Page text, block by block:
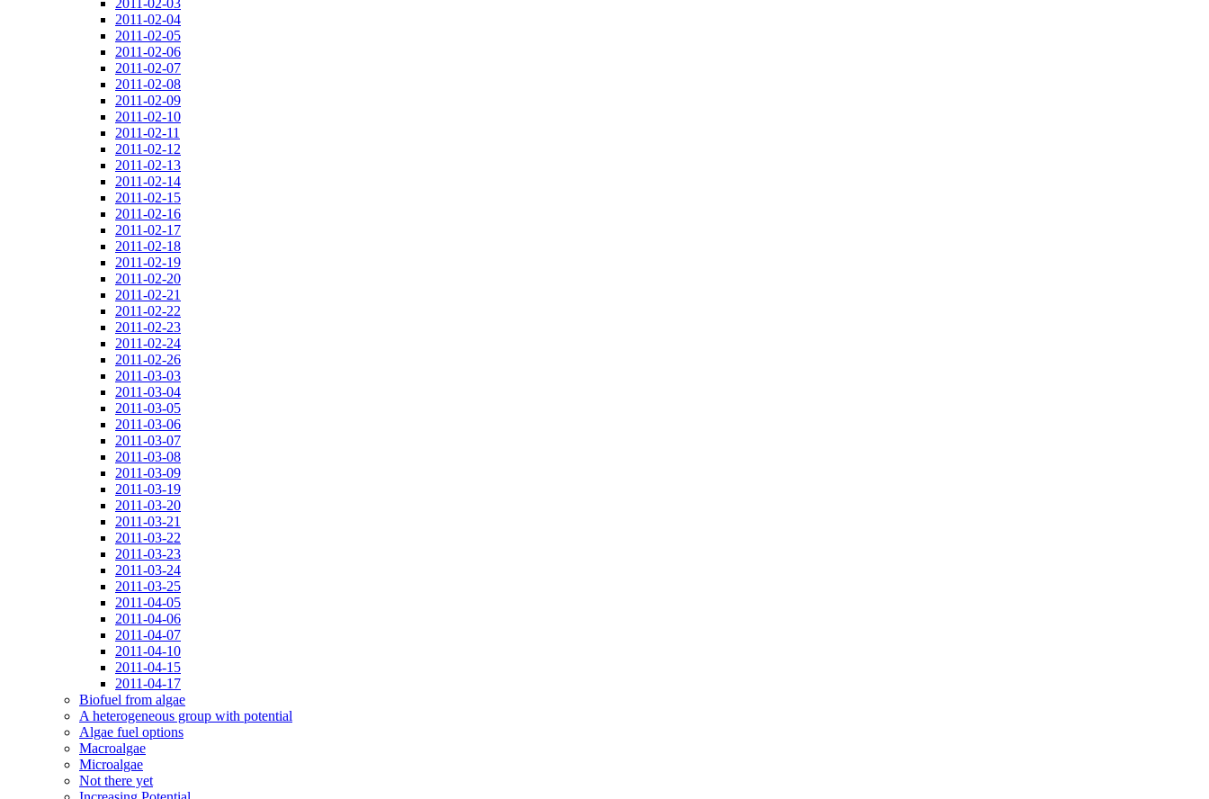
2011-02-04
2011-02-05
2011-02-06
2011-02-07
2011-02-08
2011-02-09
2011-02-10
2011-02-11
2011-02-12
2011-02-13
2011-02-14
2011-02-15
2011-02-16
2011-02-17
2011-02-18
2011-02-19
2011-02-20
2011-02-21
2011-02-22
2011-02-23
2011-02-24
2011-02-26
2011-03-03
2011-03-04
2011-03-05
2011-03-06
2011-03-07
2011-03-08
2011-03-09
2011-03-19
2011-03-20
2011-03-21
2011-03-22
2011-03-23
2011-03-24
2011-03-25
2011-04-05
2011-04-06
2011-04-07
2011-04-10
2011-04-15
2011-04-17
Biofuel from algae
A heterogeneous group with potential
Algae fuel options
Macroalgae
Microalgae
Not there yet